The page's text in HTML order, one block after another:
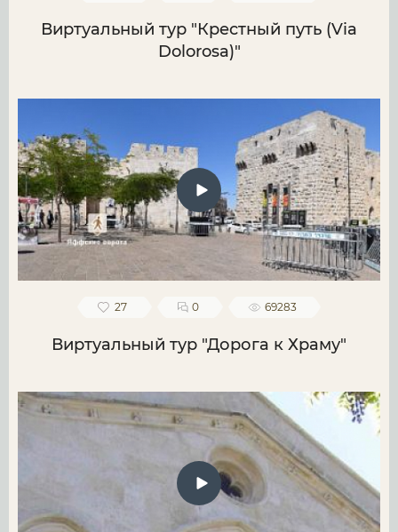
Виртуальный тур "Крестный путь (Via
Dolorosa)"
27 0 69283
Виртуальный тур "Дорога к Храму"